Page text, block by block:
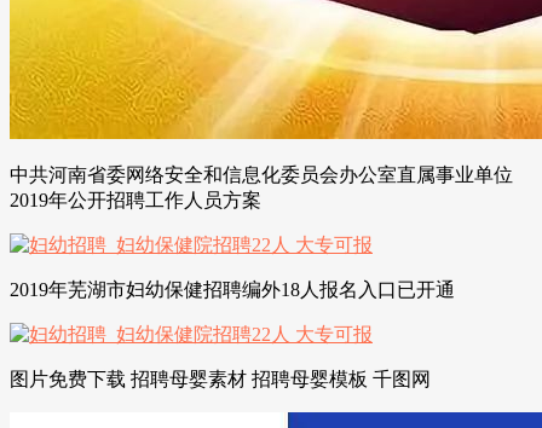
中共河南省委网络安全和信息化委员会办公室直属事业单位
2019年公开招聘工作人员方案
2019年芜湖市妇幼保健招聘编外18人报名入口已开通
图片免费下载 招聘母婴素材 招聘母婴模板 千图网